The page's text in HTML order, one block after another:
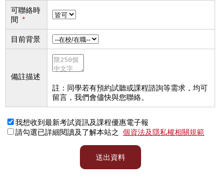
可聯絡時
間 *
目前背景
備註描述
註：同學若有預約試聽或課程諮詢等需求，均可
留言，我們會儘快與您聯絡。
我想收到最新考試資訊及課程優惠電子報
請勾選已詳細閱讀及了解本站之
個資法及隱私權相關規範
送出資料